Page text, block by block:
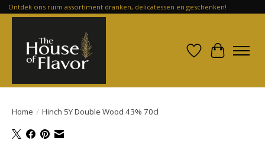
Ontdek ons ruim assortiment dranken, delicatessen en geschenken!
Verlanglijst
Home / Hinch 5Y Double Wood 43% 70cl